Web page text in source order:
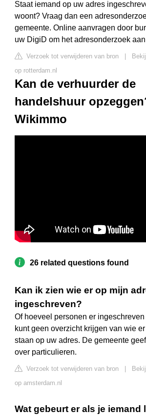
Staat iemand op uw adres
woont? Vraag dan een
gemeente. Online aanvragen door
uw DigiD om het adresonderzoek
Verzoek tot verwijderen van bron
op rotterdam.nl
Kan de verhuurder de
handelshuur
Wikimmo
26 related questions found
Kan ik zien wie er op mijn
ingeschreven?
Of hoeveel personen er
kunt geen overzicht krijgen van wie
staan op uw adres. De gemeente
over particulieren.
Verzoek tot verwijderen van bron
op amsterdam.nl
Wat gebeurt er als je iemand